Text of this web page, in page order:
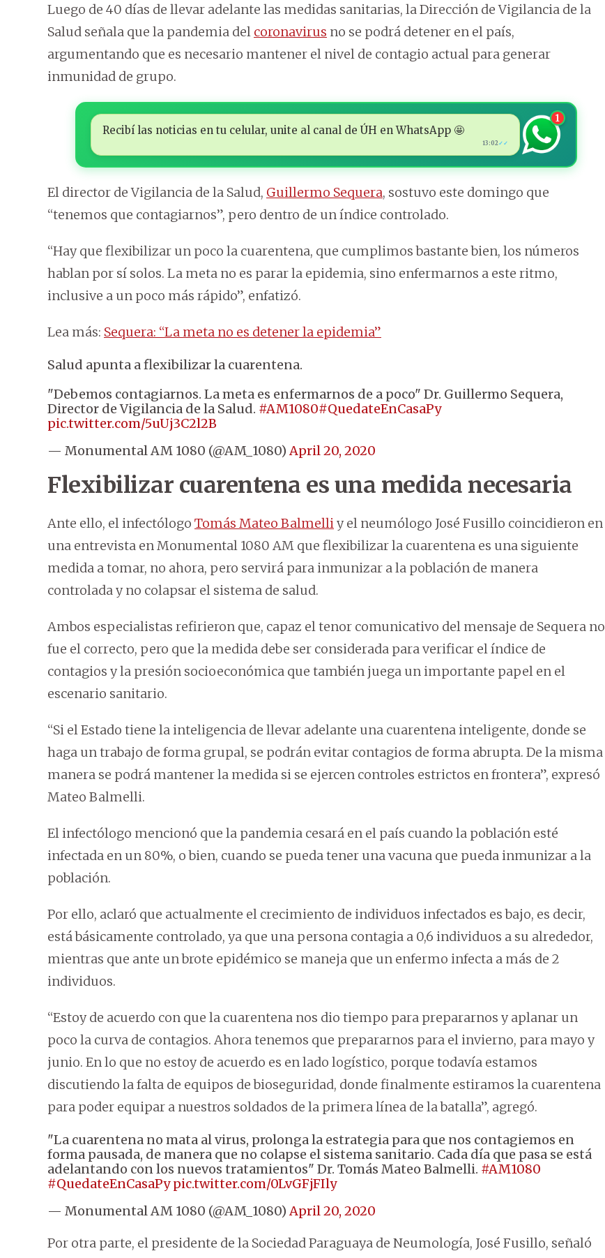
Luego de 40 días de llevar adelante las medidas sanitarias, la Dirección de Vigilancia de la
Salud señala que la pandemia del coronavirus no se podrá detener en el país,
argumentando que es necesario mantener el nivel de contagio actual para generar
inmunidad de grupo.
Recibí las noticias en tu celular, unite al canal de ÚH en WhatsApp 🤩
13:02✓✓
1
El director de Vigilancia de la Salud, Guillermo Sequera, sostuvo este domingo que
“tenemos que contagiarnos”, pero dentro de un índice controlado.
“Hay que flexibilizar un poco la cuarentena, que cumplimos bastante bien, los números
hablan por sí solos. La meta no es parar la epidemia, sino enfermarnos a este ritmo,
inclusive a un poco más rápido”, enfatizó.
Lea más: Sequera: “La meta no es detener la epidemia”
Salud apunta a flexibilizar la cuarentena.
"Debemos contagiarnos. La meta es enfermarnos de a poco" Dr. Guillermo Sequera,
Director de Vigilancia de la Salud. #AM1080#QuedateEnCasaPy
pic.twitter.com/5uUj3C2l2B
— Monumental AM 1080 (@AM_1080)April 20, 2020
Flexibilizar cuarentena es una medida necesaria
Ante ello, el infectólogo Tomás Mateo Balmelliy el neumólogo José Fusillo coincidieron en
una entrevista en Monumental 1080 AM que flexibilizar la cuarentena es una siguiente
medida a tomar, no ahora, pero servirá para inmunizar a la población de manera
controlada y no colapsar el sistema de salud.
Ambos especialistas refirieron que, capaz el tenor comunicativo del mensaje de Sequera no
fue el correcto, pero que la medida debe ser considerada para verificar el índice de
contagios y la presión socioeconómica que también juega un importante papel en el
escenario sanitario.
“Si el Estado tiene la inteligencia de llevar adelante una cuarentena inteligente, donde se
haga un trabajo de forma grupal, se podrán evitar contagios de forma abrupta. De la misma
manera se podrá mantener la medida si se ejercen controles estrictos en frontera”, expresó
Mateo Balmelli.
El infectólogo mencionó que la pandemia cesará en el país cuando la población esté
infectada en un 80%, o bien, cuando se pueda tener una vacuna que pueda inmunizar a la
población.
Por ello, aclaró que actualmente el crecimiento de individuos infectados es bajo, es decir,
está básicamente controlado, ya que una persona contagia a 0,6 individuos a su alrededor,
mientras que ante un brote epidémico se maneja que un enfermo infecta a más de 2
individuos.
“Estoy de acuerdo con que la cuarentena nos dio tiempo para prepararnos y aplanar un
poco la curva de contagios. Ahora tenemos que prepararnos para el invierno, para mayo y
junio. En lo que no estoy de acuerdo es en lado logístico, porque todavía estamos
discutiendo la falta de equipos de bioseguridad, donde finalmente estiramos la cuarentena
para poder equipar a nuestros soldados de la primera línea de la batalla”, agregó.
"La cuarentena no mata al virus, prolonga la estrategia para que nos contagiemos en
forma pausada, de manera que no colapse el sistema sanitario. Cada día que pasa se está
adelantando con los nuevos tratamientos" Dr. Tomás Mateo Balmelli. #AM1080
#QuedateEnCasaPy pic.twitter.com/0LvGFjFIly
— Monumental AM 1080 (@AM_1080)April 20, 2020
Por otra parte, el presidente de la Sociedad Paraguaya de Neumología, José Fusillo, señaló